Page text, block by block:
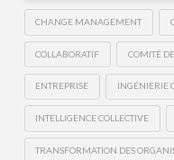
CHANGE MANAGEMENT
COLLABORATIF COMITÉ
ENTREPRISE INGÉNIERIE
INTELLIGENCE COLLECTIVE
TRANSFORMATION DES